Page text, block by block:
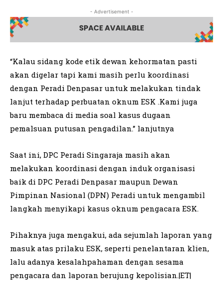
- Advertisement -
“Kalau sidang kode etik dewan kehormatan pasti
akan digelar tapi kami masih perlu koordinasi
dengan Peradi Denpasar untuk melakukan tindak
lanjut terhadap perbuatan oknum ESK .Kami juga
baru membaca di media soal kasus dugaan
pemalsuan putusan pengadilan.” lanjutnya
Saat ini, DPC Peradi Singaraja masih akan
melakukan koordinasi dengan induk organisasi
baik di DPC Peradi Denpasar maupun Dewan
Pimpinan Nasional (DPN) Peradi untuk mengambil
langkah menyikapi kasus oknum pengacara ESK.
Pihaknya juga mengakui, ada sejumlah laporan yang
masuk atas prilaku ESK, seperti penelantaran klien,
lalu adanya kesalahpahaman dengan sesama
pengacara dan laporan berujung kepolisian.|ET|